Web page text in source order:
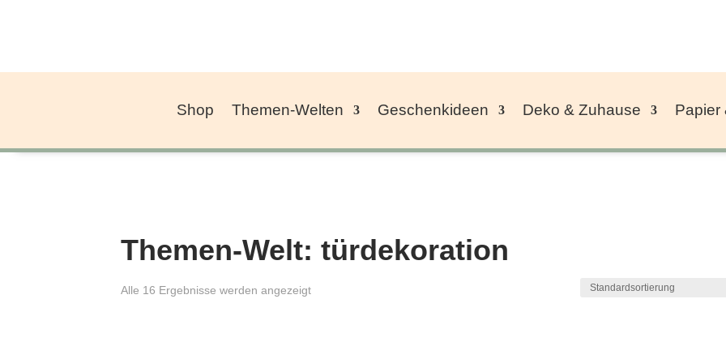
Shop Themen-Welten Geschenkideen Deko & Zuhause Papier
Themen-Welt: türdekoration
Alle 16 Ergebnisse werden angezeigt